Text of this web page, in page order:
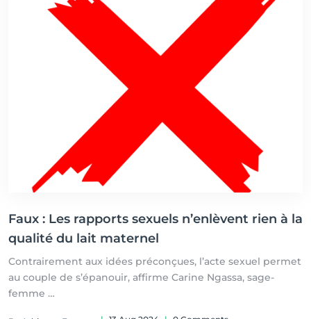
Faux : Les rapports sexuels n’enlèvent rien à la
qualité du lait maternel
Contrairement aux idées préconçues, l’acte sexuel permet
au couple de s’épanouir, affirme Carine Ngassa, sage-
femme